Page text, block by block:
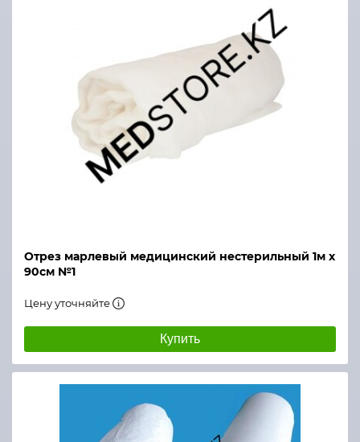
Отрез марлевый медицинский нестерильный 1м х
90см №1
Цену уточняйте
Купить